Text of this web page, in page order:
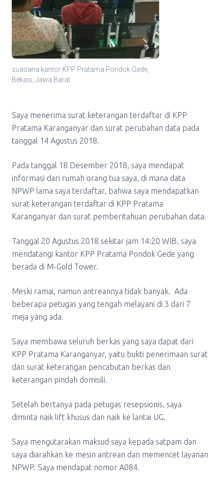
suasana kantor KPP Pratama Pondok Gede,
Bekasi, Jawa Barat
Saya menerima surat keterangan terdaftar di KPP
Pratama Karanganyar dan surat perubahan data pada
tanggal 14 Agustus 2018.
Pada tanggal 18 Desember 2018, saya mendapat
informasi dari rumah orang tua saya, di mana data
NPWP lama saya terdaftar, bahwa saya mendapatkan
surat keterangan terdaftar di KPP Pratama
Karanganyar dan surat pemberitahuan perubahan data.
Tanggal 20 Agustus 2018 sekitar jam 14:20 WIB, saya
mendatangi kantor KPP Pratama Pondok Gede yang
berada di M-Gold Tower.
Meski ramai, namun antreannya tidak banyak. Ada
beberapa petugas yang tengah melayani di 3 dari 7
meja yang ada.
Saya membawa seluruh berkas yang saya dapat dari
KPP Pratama Karanganyar, yaitu bukti penerimaan surat
dan surat keterangan pencabutan berkas dan
keterangan pindah domisili.
Setelah bertanya pada petugas resepsionis, saya
diminta naik lift khusus dan naik ke lantai UG.
Saya mengutarakan maksud saya kepada satpam dan
saya diarahkan ke mesin antrean dan memencet layanan
NPWP. Saya mendapat nomor A084.